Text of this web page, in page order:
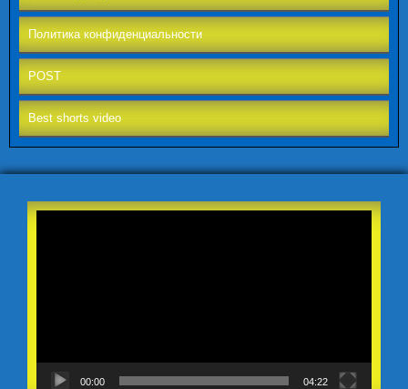
Политика конфиденциальности
POST
Best shorts video
00:00 04:22